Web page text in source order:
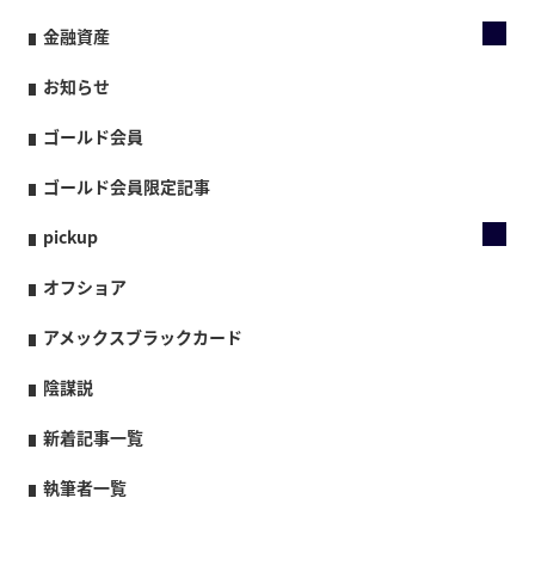
金融資産
お知らせ
ゴールド会員
ゴールド会員限定記事
pickup
オフショア
アメックスブラックカード
陰謀説
新着記事一覧
執筆者一覧